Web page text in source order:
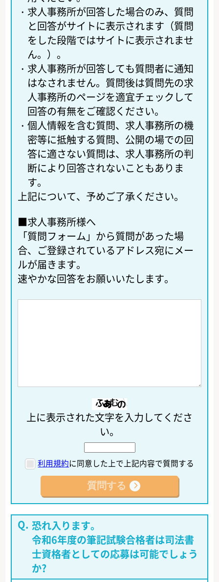
・ 求人事務所が回答した場合のみ、質問
と回答がサイトに表示されます（質問
をした段階ではサイトに表示されませ
ん。）。
・ 求人事務所が回答しても質問者に通知
はなされません。質問後は質問先の求
人事務所のページを適宜チェックして
回答の有無をご確認ください。
・ 個人情報を含む質問、求人事務所の機
密等に抵触する質問、公開の場での回
答に適さない質問は、求人事務所の判
断により回答されないこともありま
す。
上記について、予めご了承ください。
■求人事務所様へ
「質問フォーム」から質問があった場
合、ご登録されているアドレス宛にメー
ルが届きます。
速やかな回答をお願いいたします。
上に表示された文字を入力してくださ
い。
利用規約に同意した上で上記内容で質問する
恐れ入ります。
令和6年度の筆記試験合格者は司法書
士資格者としての応募は可能でしょう
か?